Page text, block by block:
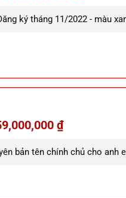
ký tháng 11/2022 - màu
₫
bản tên chính chủ cho anh